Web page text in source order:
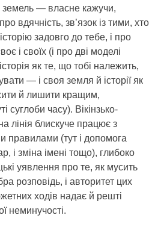
— власне кажучи,
вдячність, зв’язок із тими, хто
задовго до тебе, і про
і своїх (і про дві моделі
як те, що тобі належить,
— і своя земля й історії як
й лишити кращим,
суглоби часу). Вікінзько-
лінія блискуче працює з
правилами (тут і допомога
і зміна імені тощо), глибоко
уявлення про те, як мусить
розповідь, і авторитет цих
ходів надає й решті
неминучості.